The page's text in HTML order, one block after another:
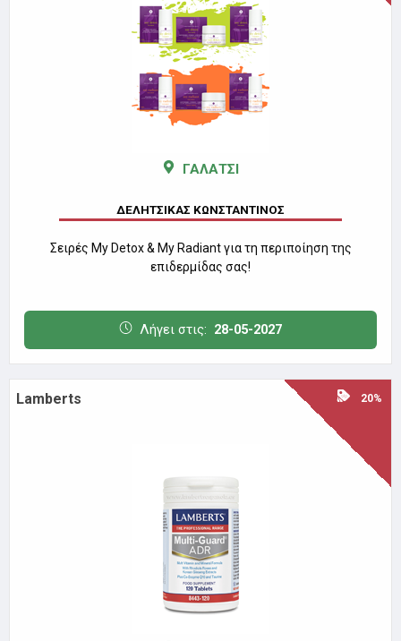
ΓΑΛΑΤΣΙ
ΔΕΛΗΤΣΙΚΑΣ ΚΩΝΣΤΑΝΤΙΝΟΣ
Σειρές My Detox & My Radiant για τη περιποίηση της
επιδερμίδας σας!
Λήγει στις: 28-05-2027
Lamberts 20%